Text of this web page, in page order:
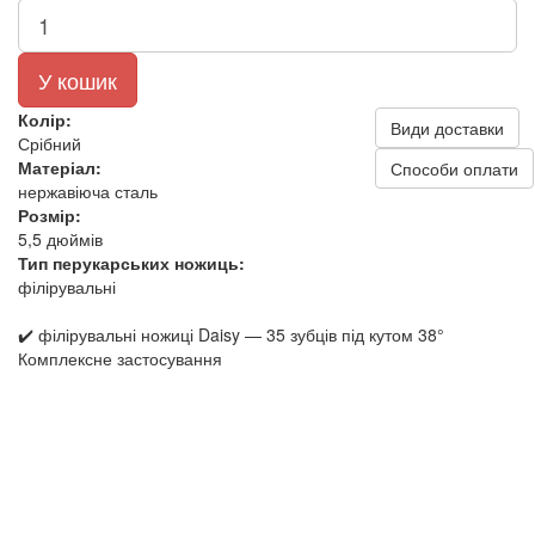
У кошик
Колір:
Срібний
Матеріал:
нержавіюча сталь
Розмір:
5,5 дюймів
Тип перукарських ножиць:
філірувальні
Види доставки
Способи оплати
✔️ філірувальні ножиці Daisy — 35 зубців під кутом 38°
Комплексне застосування